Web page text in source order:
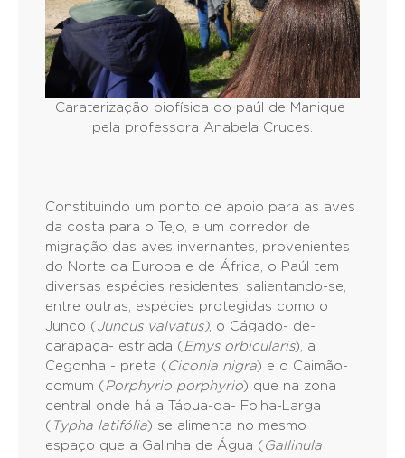
Caraterização biofísica do paúl de Manique
pela professora Anabela Cruces.
Constituindo um ponto de apoio para as aves
da costa para o Tejo, e um corredor de
migração das aves invernantes, provenientes
do Norte da Europa e de África, o Paúl tem
diversas espécies residentes, salientando-se,
entre outras, espécies protegidas como o
Junco ( Juncus valvatus), o Cágado- de-
carapaça- estriada ( Emys orbicularis), a
Cegonha - preta ( Ciconia nigra) e o Caimão-
comum ( Porphyrio porphyrio) que na zona
central onde há a Tábua-da- Folha-Larga
( Typha latifólia) se alimenta no mesmo
espaço que a Galinha de Água ( Gallinula